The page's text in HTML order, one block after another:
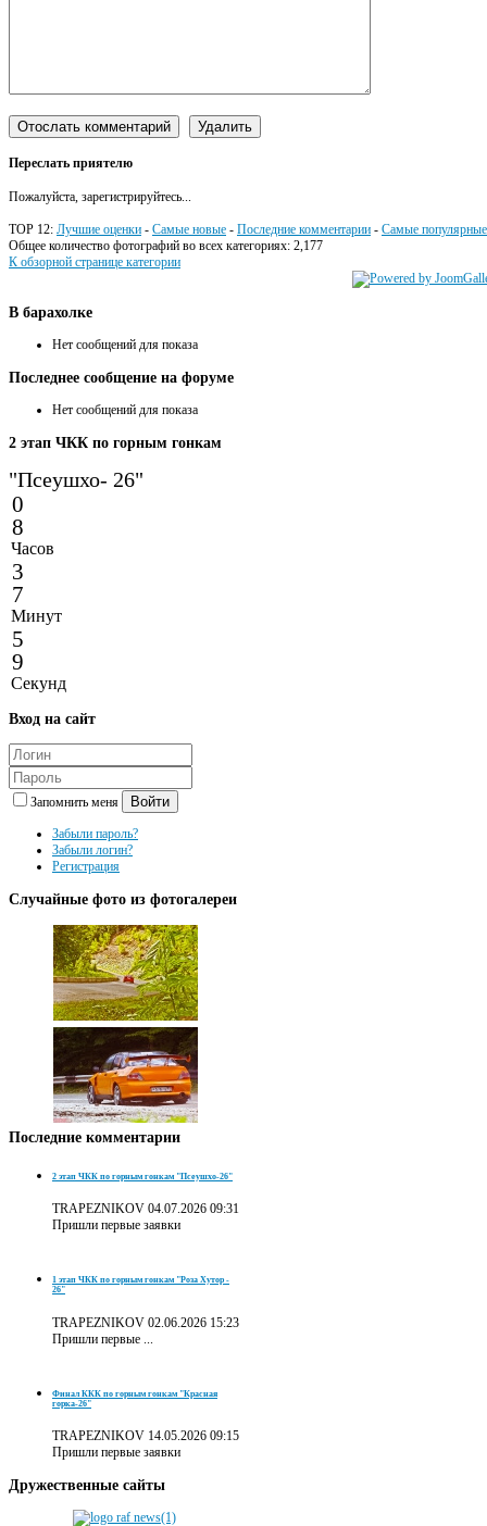
Переслать приятелю
Пожалуйста, зарегистрируйтесь...
TOP 12: Лучшие оценки - Самые новые - Последние комментарии - Самые популярные
Общее количество фотографий во всех категориях: 2,177
К обзорной странице категории
В барахолке
Нет сообщений для показа
Последнее сообщение на форуме
Нет сообщений для показа
2 этап ЧКК по горным гонкам
"Псеушхо- 26"
0
8
Часов
3
7
Минут
5
9
Секунд
Вход на сайт
Запомнить меня Войти
Забыли пароль?
Забыли логин?
Регистрация
Случайные фото из фотогалереи
Последние комментарии
2 этап ЧКК по горным гонкам "Псеушхо-26"
TRAPEZNIKOV 04.07.2026 09:31
Пришли первые заявки
1 этап ЧКК по горным гонкам "Роза Хутор -
26"
TRAPEZNIKOV 02.06.2026 15:23
Пришли первые ...
Финал ККК по горным гонкам "Красная
горка-26"
TRAPEZNIKOV 14.05.2026 09:15
Пришли первые заявки
Дружественные сайты